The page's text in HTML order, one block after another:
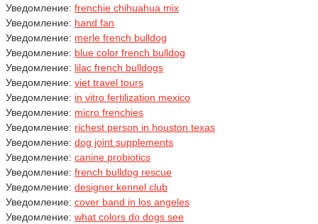
Уведомление: frenchie chihuahua mix
Уведомление: hand fan
Уведомление: merle french bulldog
Уведомление: blue color french bulldog
Уведомление: lilac french bulldogs
Уведомление: viet travel tours
Уведомление: in vitro fertilization mexico
Уведомление: micro frenchies
Уведомление: richest person in houston texas
Уведомление: dog joint supplements
Уведомление: canine probiotics
Уведомление: french bulldog rescue
Уведомление: designer kennel club
Уведомление: cover band in los angeles
Уведомление: what colors do dogs see